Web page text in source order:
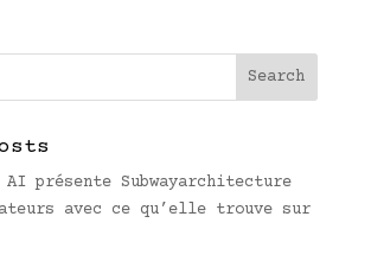
AI présente Subwayarchitecture
avec ce qu’elle trouve sur